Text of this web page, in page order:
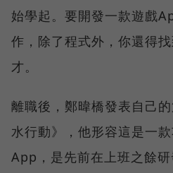
始學起。要開發一款遊戲
作，除了程式外，你還得
才。
離職後，鄭暐橋發表自己
水行動》，他形容這是一
App，是先前在上班之餘